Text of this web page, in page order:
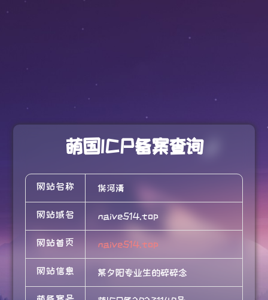
萌国ICP备案查询
网站名称 俟河清
网站域名 naive514.top
网站首页 naive514.top
网站信息 某夕阳专业生的碎碎念